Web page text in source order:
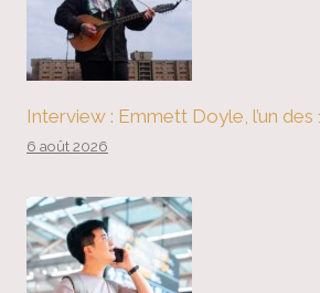
Interview : Emmett Doyle, l’un
6 août 2026